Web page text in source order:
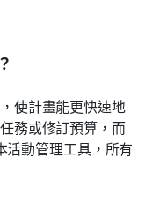
使計畫能更快速地
務或修訂預算，而
活動管理工具，所有